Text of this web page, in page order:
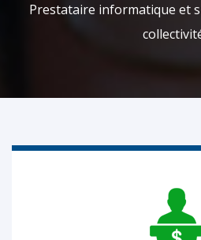
Prestataire informatique et